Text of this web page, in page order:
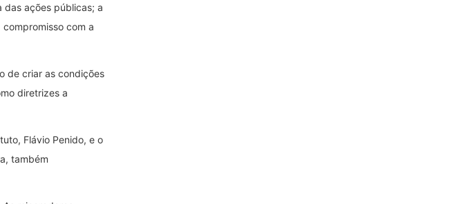
ações públicas; a
com a
de criar as condições
diretrizes a
Flávio Penido, e o
também